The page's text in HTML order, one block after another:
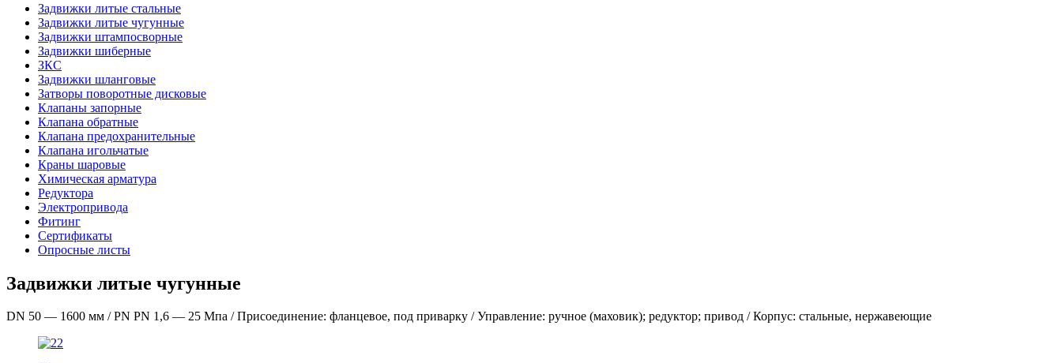
Задвижки литые стальные
Задвижки литые чугунные
Задвижки штампосворные
Задвижки шиберные
ЗКС
Задвижки шланговые
Затворы поворотные дисковые
Клапаны запорные
Клапана обратные
Клапана предохранительные
Клапана игольчатые
Краны шаровые
Химическая арматура
Редуктора
Электропривода
Фитинг
Сертификаты
Опросные листы
Задвижки литые чугунные
DN 50 — 1600 мм / PN PN 1,6 — 25 Мпа / Присоединение: фланцевое, под приварку / Управление: ручное (маховик); редуктор; привод / Корпус: стальные, нержавеющие